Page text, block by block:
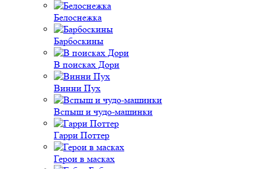
Белоснежка
Барбоскины
В поисках Дори
Винни Пух
Вспыш и чудо-машинки
Гарри Поттер
Герои в масках